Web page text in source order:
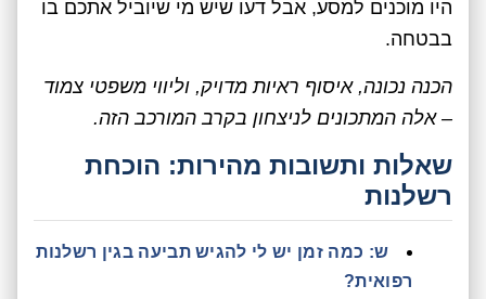
היו מוכנים למסע, אבל דעו שיש מי שיוביל אתכם בו
בבטחה.
הכנה נכונה, איסוף ראיות מדויק, וליווי משפטי צמוד
– אלה המתכונים לניצחון בקרב המורכב הזה.
שאלות ותשובות מהירות: הוכחת
רשלנות
ש: כמה זמן יש לי להגיש תביעה בגין רשלנות
רפואית?